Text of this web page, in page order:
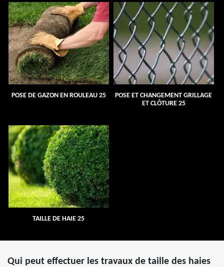
POSE DE GAZON EN ROULEAU 25
POSE ET CHANGEMENT GRILLAGE
ET CLÔTURE 25
TAILLE DE HAIE 25
Qui peut effectuer les travaux de taille des haies